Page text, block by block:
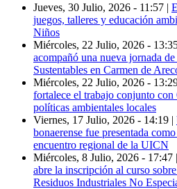
Jueves, 30 Julio, 2026 - 11:57 |
juegos, talleres y educación
Niños
Miércoles, 22 Julio, 2026 -
acompañó una nueva jornada
Sustentables en Carmen de
Miércoles, 22 Julio, 2026 -
fortalece el trabajo conjunto
políticas ambientales locales
Viernes, 17 Julio, 2026 - 14:19 |
bonaerense fue presentada
encuentro regional de la UICN
Miércoles, 8 Julio, 2026 - 17:47 |
abre la inscripción al curso
Residuos Industriales No